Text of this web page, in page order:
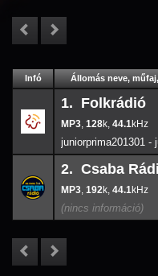
Infó Lejátszás
Állomás neve,
1. Folkrádió
, 128k, 44.1
juniorprima201301 -
2.
2. Csaba
, 192k, 44.1